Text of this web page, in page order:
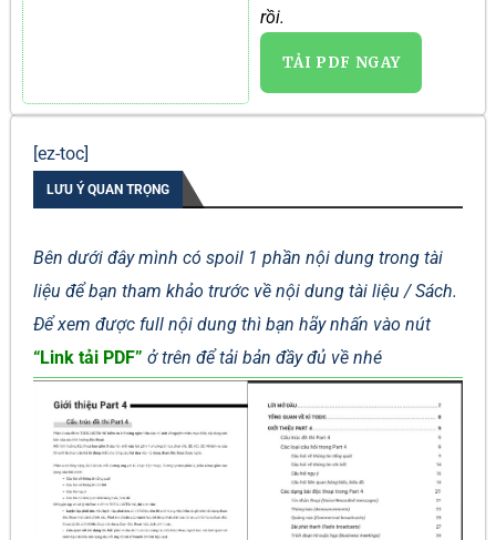
rồi.
TẢI PDF NGAY
[ez-toc]
LƯU Ý QUAN TRỌNG
Bên dưới đây mình có spoil 1 phần nội dung trong tài
liệu để bạn tham khảo trước về nội dung tài liệu / Sách.
Để xem được full nội dung thì bạn hãy nhấn vào nút
“Link tải PDF” ở trên để tải bản đầy đủ về nhé